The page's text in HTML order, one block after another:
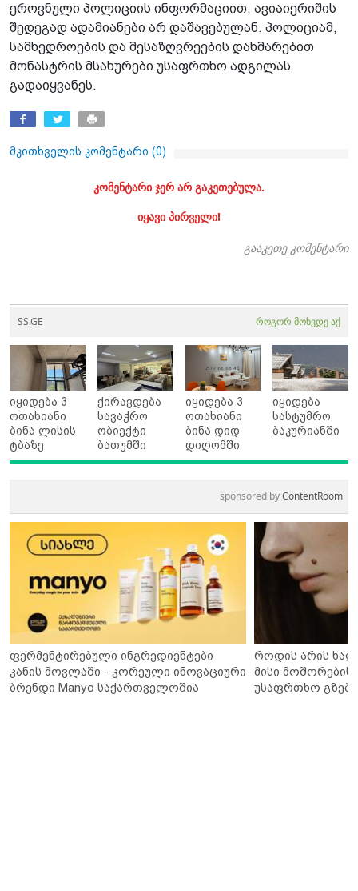
ეროვნული პოლიციის ინფორმაციით, ავიაიერიშის
შედეგად ადამიანები არ დაშავებულან. პოლიციამ,
სამხედროების და მესაზღვრეების დახმარებით
მონასტრის მსახურები უსაფრთხო ადგილას
გადაიყვანეს.
მკითხველის კომენტარი (0)
კომენტარი ჯერ არ გაკეთებულა.
იყავი პირველი!
გააკეთე კომენტარი
SS.GE როგორ მოხვდე აქ
იყიდება 3
ოთახიანი
ბინა ლისის
ტბაზე
ქირავდება
სავაჭრო
ობიექტი
ბათუმში
იყიდება 3
ოთახიანი
ბინა დიდ
დიღომში
იყიდება
სასტუმრო
ბაკურიანში
sponsored byContentRoom
ფერმენტირებული ინგრედიენტები
კანის მოვლაში - კორეული ინოვაციური
ბრენდი Manyo საქართველოშია
როდის არის
მისი მოშორების
უსაფრთხო გზები